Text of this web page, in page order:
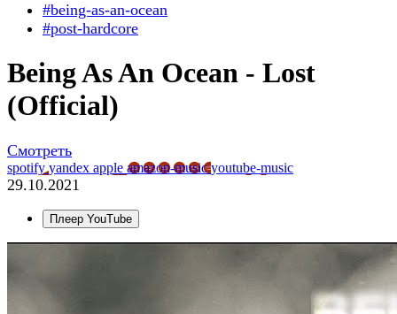
#being-as-an-ocean
#post-hardcore
Being As An Ocean - Lost
(Official)
Смотреть
spotifyyandex apple amazon-musicyoutube-music
29.10.2021
Плеер YouTube